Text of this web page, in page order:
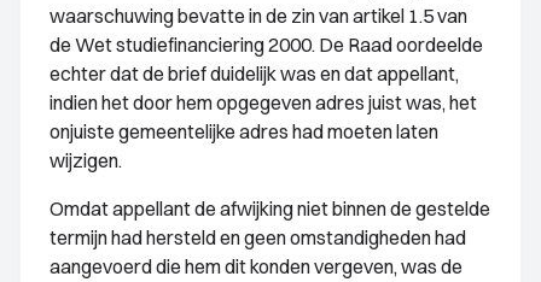
waarschuwing bevatte in de zin van artikel 1.5 van
de Wet studiefinanciering 2000. De Raad oordeelde
echter dat de brief duidelijk was en dat appellant,
indien het door hem opgegeven adres juist was, het
onjuiste gemeentelijke adres had moeten laten
wijzigen.
Omdat appellant de afwijking niet binnen de gestelde
termijn had hersteld en geen omstandigheden had
aangevoerd die hem dit konden vergeven, was de